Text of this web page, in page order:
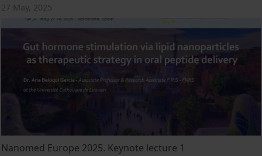
27 May, 2025
Nanomed Europe 2025. Keynote lecture 1